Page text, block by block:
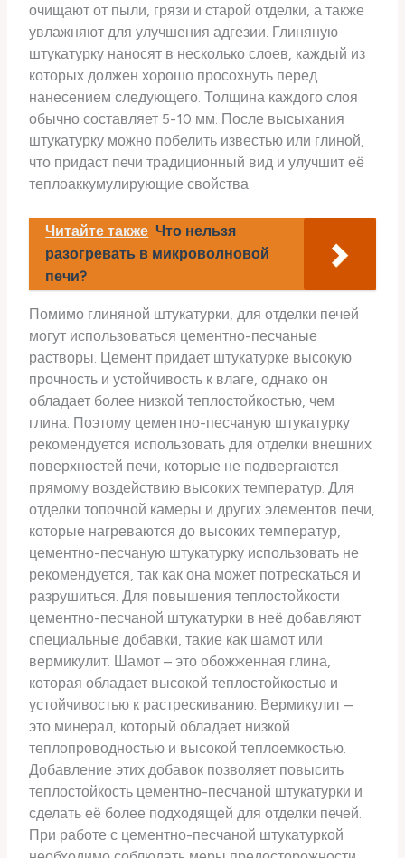
очищают от пыли, грязи и старой отделки, а также
увлажняют для улучшения адгезии. Глиняную
штукатурку наносят в несколько слоев, каждый из
которых должен хорошо просохнуть перед
нанесением следующего. Толщина каждого слоя
обычно составляет 5-10 мм. После высыхания
штукатурку можно побелить известью или глиной,
что придаст печи традиционный вид и улучшит её
теплоаккумулирующие свойства.
Читайте также Что нельзя
разогревать в микроволновой
печи?
Помимо глиняной штукатурки, для отделки печей
могут использоваться цементно-песчаные
растворы. Цемент придает штукатурке высокую
прочность и устойчивость к влаге, однако он
обладает более низкой теплостойкостью, чем
глина. Поэтому цементно-песчаную штукатурку
рекомендуется использовать для отделки внешних
поверхностей печи, которые не подвергаются
прямому воздействию высоких температур. Для
отделки топочной камеры и других элементов печи,
которые нагреваются до высоких температур,
цементно-песчаную штукатурку использовать не
рекомендуется, так как она может потрескаться и
разрушиться. Для повышения теплостойкости
цементно-песчаной штукатурки в неё добавляют
специальные добавки, такие как шамот или
вермикулит. Шамот – это обожженная глина,
которая обладает высокой теплостойкостью и
устойчивостью к растрескиванию. Вермикулит –
это минерал, который обладает низкой
теплопроводностью и высокой теплоемкостью.
Добавление этих добавок позволяет повысить
теплостойкость цементно-песчаной штукатурки и
сделать её более подходящей для отделки печей.
При работе с цементно-песчаной штукатуркой